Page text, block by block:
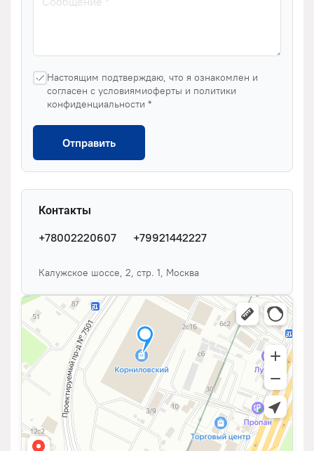
Настоящим подтверждаю, что я ознакомлен и
согласен с условиямиоферты и политики
конфиденциальности *
Отправить
Контакты
+78002220607 +79921442227
Калужское шоссе, 2, стр. 1, Москва